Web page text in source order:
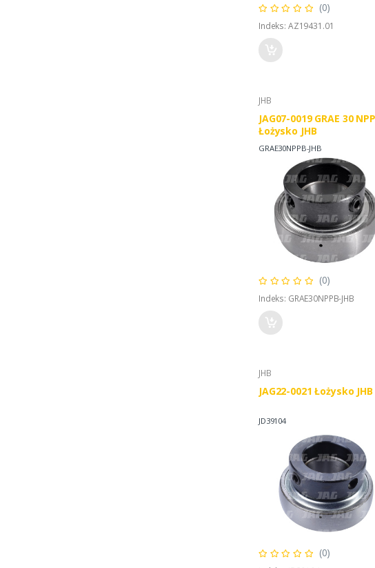
(0)
Indeks: AZ19431.01
JHB
JAG07-0019 GRAE 30
Łożysko JHB
GRAE30NPPB-JHB
(0)
Indeks: GRAE30NPPB-JHB
JHB
JAG22-0021 Łożysko JHB
JD39104
(0)